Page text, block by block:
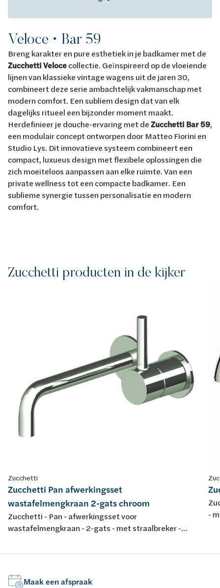
Veloce • Bar 59
Breng karakter en pure esthetiek in je badkamer met de
Zucchetti Velocecollectie. Geïnspireerd op de vloeiende
lijnen van klassieke vintage wagens uit de jaren 30,
combineert deze serie ambachtelijk vakmanschap met
modern comfort. Een subliem design dat van elk
dagelijks ritueel een bijzonder moment maakt.
Herdefinieer je douche-ervaring met deZucchetti Bar 59,
een modulair concept ontworpen door Matteo Fiorini en
Studio Lys. Dit innovatieve systeem combineert een
compact, luxueus design met flexibele oplossingen die
zich moeiteloos aanpassen aan elke ruimte. Van een
private wellness tot een compacte badkamer. Een
sublieme synergie tussen personalisatie en modern
comfort.
Zucchetti producten in de kijker
Zucchetti
Zucchetti Pan afwerkingsset
wastafelmengkraan 2-gats chroom
Zucchetti - Pan - afwerkingsset voor
wastafelmengkraan - 2-gats - met straalbreker -
-
Maak een afspraak